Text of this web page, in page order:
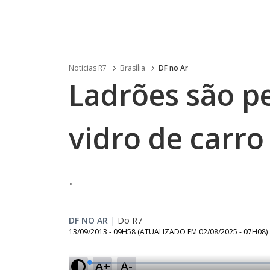
Noticias R7 Brasília DF no Ar
Ladrões são
vidro de carro
.
DF NO AR | Do R7
13/09/2013 - 09H58 (ATUALIZADO EM 02/08/2025 - 07H08)
A+ A-
L